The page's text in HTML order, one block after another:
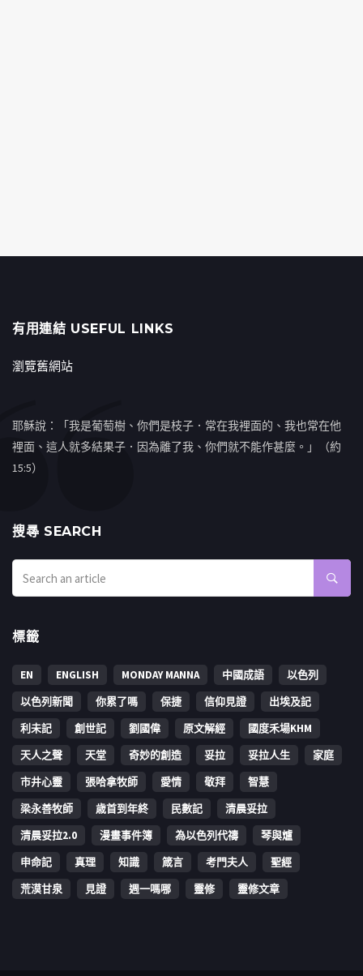
有用連結 USEFUL LINKS
瀏覽舊網站
耶穌說：「我是葡萄樹、你們是枝子．常在我裡面的、我也常在他
裡面、這人就多結果子．因為離了我、你們就不能作甚麼。」（約
15:5）
搜㝷 SEARCH
標籤
EN ENGLISH MONDAY MANNA 中國成語
以色列
以色列新聞
你累了嗎 保捷 信仰見證
出埃及記
利未記
創世記 劉國偉 原文解經
國度禾場KHM
天人之聲
天堂 奇妙的創造 妥拉 妥拉人生
家庭
市井心靈
張哈拿牧師 愛情 敬拜
智慧
梁永善牧師
歳首到年終 民數記
清晨妥拉
清晨妥拉2.0
漫畫事件簿 為以色列代禱
琴與爐
申命記
真理 知識 箴言 考門夫人
聖經
荒漠甘泉
見證 週一嗎哪 靈修 靈修文章